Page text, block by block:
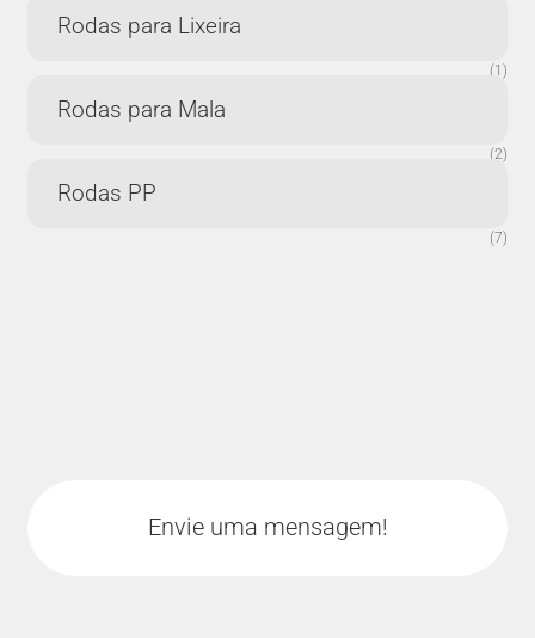
Rodas para Lixeira
(1)
Rodas para Mala
(2)
Rodas PP
(7)
Envie uma mensagem!